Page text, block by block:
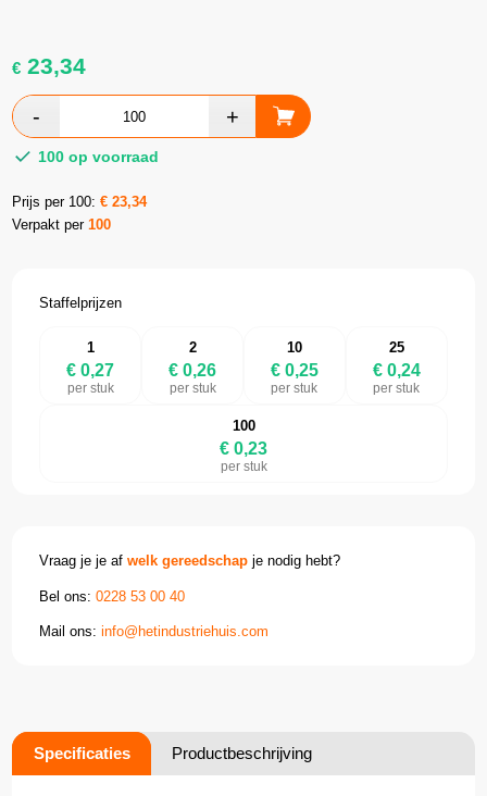
€ 23,34
100 op voorraad
Prijs per 100:€23,34
Verpakt per100
Staffelprijzen
1
€ 0,27
per stuk
2
€ 0,26
per stuk
10
€ 0,25
per stuk
25
€ 0,24
per stuk
100
€ 0,23
per stuk
Vraag je je afwelk gereedschap je nodig hebt?
Bel ons:0228 53 00 40
Mail ons:info@hetindustriehuis.com
Specificaties Productbeschrijving